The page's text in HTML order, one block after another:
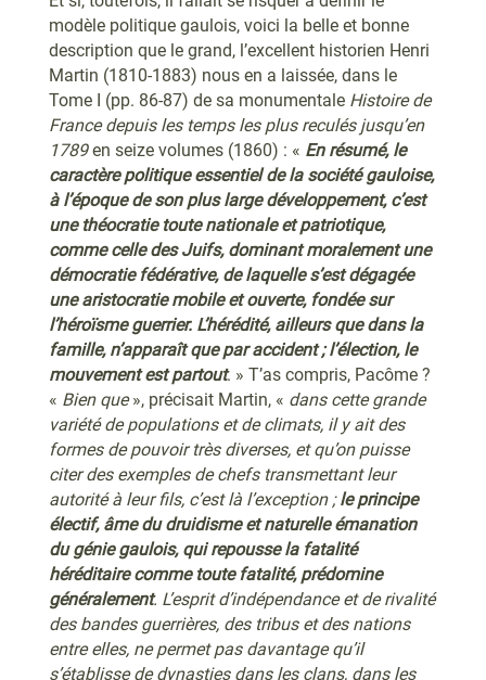
modèle politique gaulois, voici la belle et bonne
description que le grand, l’excellent historien Henri
Martin (1810-1883) nous en a laissée, dans le
Tome I (pp. 86-87) de sa monumentale Histoire de
France depuis les temps les plus reculés jusqu’en
1789en seize volumes (1860) : « En résumé, le
caractère politique essentiel de la société gauloise,
à l’époque de son plus large développement, c’est
une théocratie toute nationale et patriotique,
comme celle des Juifs, dominant moralement une
démocratie fédérative, de laquelle s’est dégagée
une aristocratie mobile et ouverte, fondée sur
l’héroïsme guerrier. L’hérédité, ailleurs que dans la
famille, n’apparaît que par accident ; l’élection, le
mouvement est partout. » T’as compris, Pacôme ?
« Bien que», précisait Martin, « dans cette grande
variété de populations et de climats, il y ait des
formes de pouvoir très diverses, et qu’on puisse
citer des exemples de chefs transmettant leur
autorité à leur fils, c’est là l’exception ;le principe
électif, âme du druidisme et naturelle émanation
du génie gaulois, qui repousse la fatalité
héréditaire comme toute fatalité, prédomine
généralement. L’esprit d’indépendance et de rivalité
des bandes guerrières, des tribus et des nations
entre elles, ne permet pas davantage qu’il
s’établisse de dynasties dans les clans, dans les